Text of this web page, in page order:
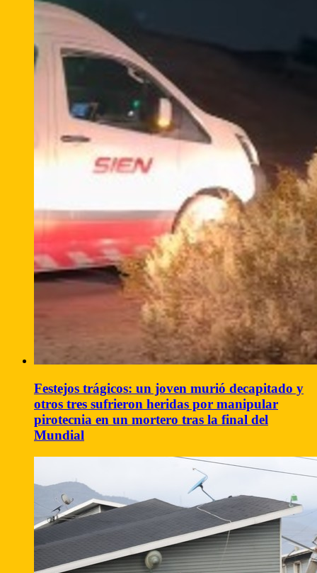
Festejos trágicos: un joven murió decapitado y
otros tres sufrieron heridas por manipular
pirotecnia en un mortero tras la final del
Mundial